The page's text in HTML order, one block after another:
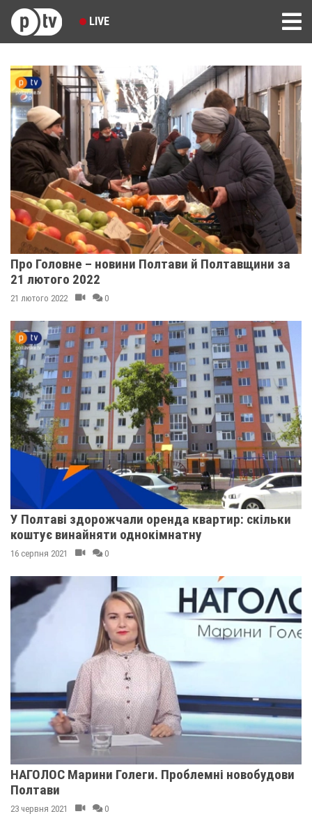
LIVE
Про Головне – новини Полтави й Полтавщини за
21 лютого 2022
21 лютого 2022 0
У Полтаві здорожчали оренда квартир: скільки
коштує винайняти однокімнатну
16 серпня 2021 0
НАГОЛОС Марини Голеги. Проблемні новобудови
Полтави
23 червня 2021 0